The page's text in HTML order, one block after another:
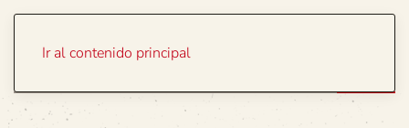
Ir al contenido principal